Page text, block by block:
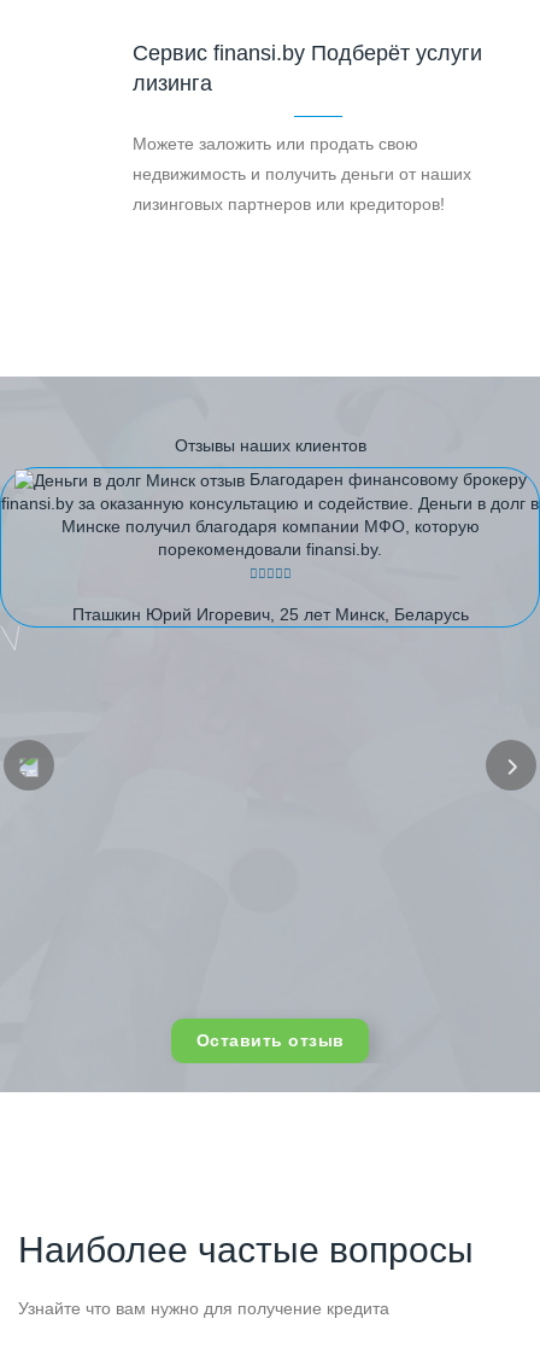
Cервис finansi.by Подберёт услуги
лизинга
Можете заложить или продать свою
недвижимость и получить деньги от наших
лизинговых партнеров или кредиторов!
Отзывы наших клиентов
Благодарен финансовому брокеру
finansi.by за оказанную консультацию и содействие. Деньги в долг в
Минске получил благодаря компании МФО, которую
порекомендовали finansi.by.
Пташкин Юрий Игоревич, 25 лет Минск, Беларусь
Оставить отзыв
Наиболее частые вопросы
Узнайте что вам нужно для получение кредита